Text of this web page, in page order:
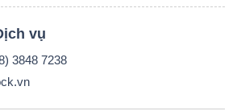
vụ
3848 7238